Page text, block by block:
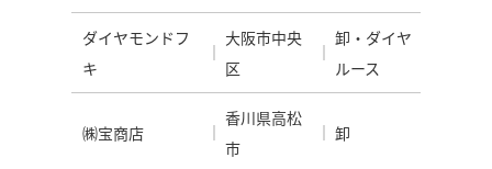
ダイヤモンドフ
キ
大阪市中央
区
卸・ダイヤ
ルース
㈱宝商店
香川県高松
市
卸